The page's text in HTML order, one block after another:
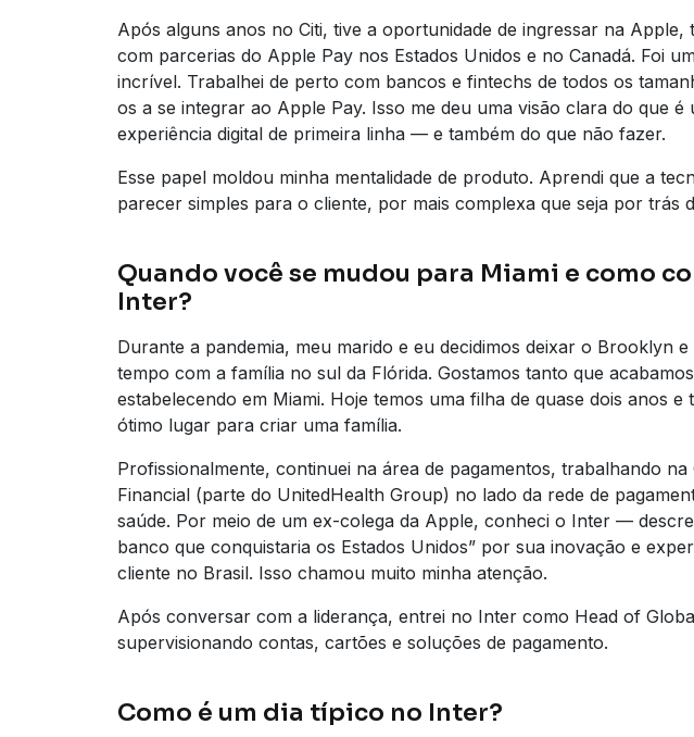
Após alguns anos no Citi, tive a oportunidade de ingressar na Apple,
com parcerias do Apple Pay nos Estados Unidos e no Canadá. Foi
incrível. Trabalhei de perto com bancos e fintechs de todos os
os a se integrar ao Apple Pay. Isso me deu uma visão clara do que é
experiência digital de primeira linha — e também do que não fazer.
Esse papel moldou minha mentalidade de produto. Aprendi que a
parecer simples para o cliente, por mais complexa que seja por trás
Quando você se mudou para Miami e como
Inter?
Durante a pandemia, meu marido e eu decidimos deixar o Brooklyn
tempo com a família no sul da Flórida. Gostamos tanto que
estabelecendo em Miami. Hoje temos uma filha de quase dois anos e
ótimo lugar para criar uma família.
Profissionalmente, continuei na área de pagamentos, trabalhando na
Financial (parte do UnitedHealth Group) no lado da rede de
saúde. Por meio de um ex-colega da Apple, conheci o Inter —
banco que conquistaria os Estados Unidos” por sua inovação e
cliente no Brasil. Isso chamou muito minha atenção.
Após conversar com a liderança, entrei no Inter como Head of
supervisionando contas, cartões e soluções de pagamento.
Como é um dia típico no Inter?